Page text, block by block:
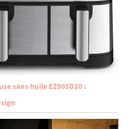
sans huile EZ905D20 :